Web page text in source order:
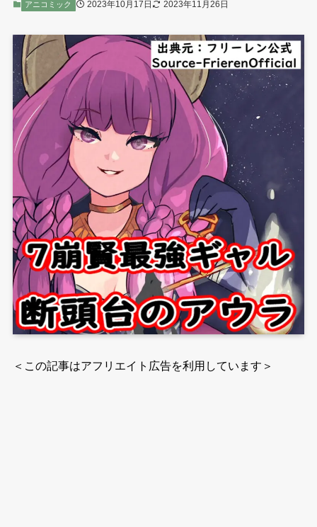
アニコミック 2023年10月17日 2023年11月26日
＜この記事はアフリエイト広告を利用しています＞